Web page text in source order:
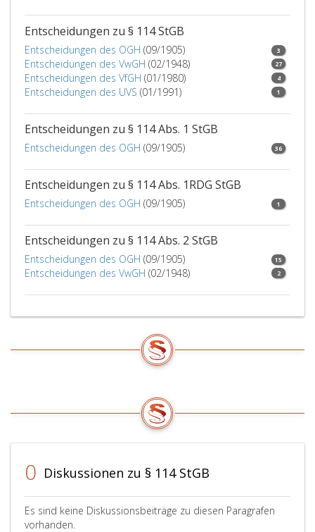
Entscheidungen zu § 114 StGB
Entscheidungen des OGH (09/1905) 3
Entscheidungen des VwGH (02/1948) 27
Entscheidungen des VfGH (01/1980) 4
Entscheidungen des UVS (01/1991) 1
Entscheidungen zu § 114 Abs. 1 StGB
Entscheidungen des OGH (09/1905) 36
Entscheidungen zu § 114 Abs. 1RDG StGB
Entscheidungen des OGH (09/1905) 1
Entscheidungen zu § 114 Abs. 2 StGB
Entscheidungen des OGH (09/1905) 15
Entscheidungen des VwGH (02/1948) 2
0 Diskussionen zu § 114 StGB
Es sind keine Diskussionsbeiträge zu diesen Paragrafen
vorhanden.